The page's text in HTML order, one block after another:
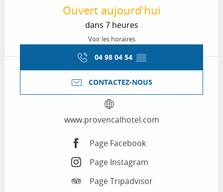
Ouvert aujourd'hui
dans 7 heures
Voir les horaires
04 98 04 54 ▒▒
CONTACTEZ-NOUS
www.provencalhotel.com
Page Facebook
Page Instagram
Page Tripadvisor